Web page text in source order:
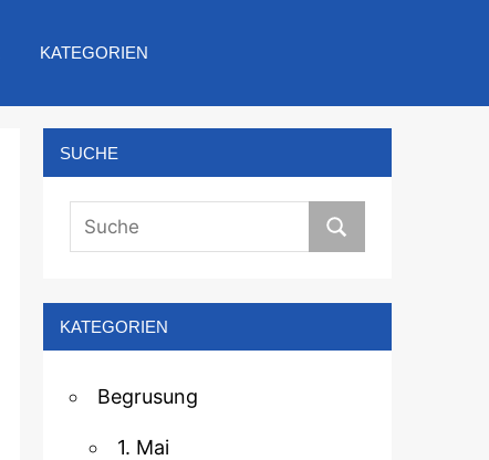
KATEGORIEN
SUCHE
KATEGORIEN
Begrusung
1. Mai